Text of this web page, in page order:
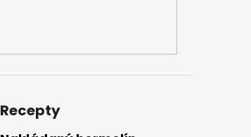
Recepty